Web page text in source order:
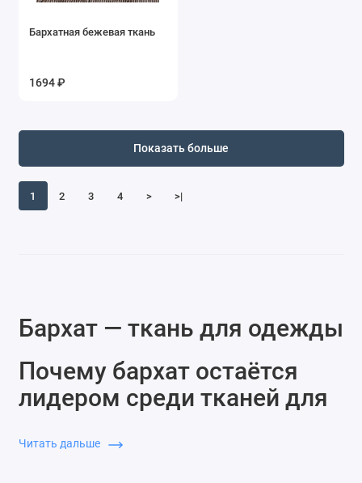
Бархатная бежевая ткань
1694 ₽
1 2 3 4 > >|
Показать больше
Бархат — ткань для одежды
Почему бархат остаётся
лидером среди тканей для
Читать дальше